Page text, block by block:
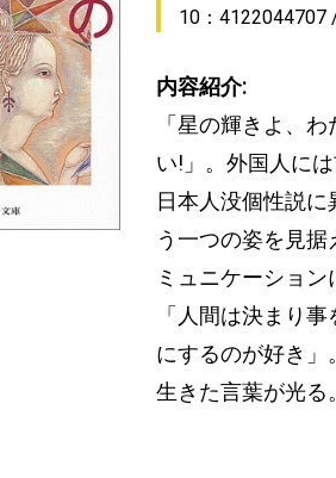
10：4122044707
内容紹介:
「星の輝きよ、
い!」。外国人に
日本人没個性説
う一つの姿を見
ミュニケーショ
「人間は決まり
にするのが好き
生きた言葉が光る